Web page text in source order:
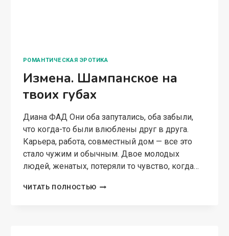
РОМАНТИЧЕСКАЯ ЭРОТИКА
Измена. Шампанское на
твоих губах
Диана ФАД Они оба запутались, оба забыли,
что когда-то были влюблены друг в друга.
Карьера, работа, совместный дом — все это
стало чужим и обычным. Двое молодых
людей, женатых, потеряли то чувство, когда…
ЧИТАТЬ ПОЛНОСТЬЮ ИЗМЕНА.